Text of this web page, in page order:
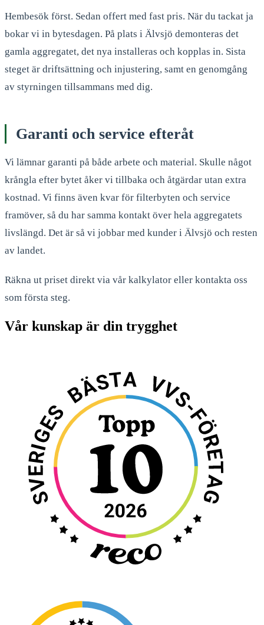
Hembesök först. Sedan offert med fast pris. När du tackat ja
bokar vi in bytesdagen. På plats i Älvsjö demonteras det
gamla aggregatet, det nya installeras och kopplas in. Sista
steget är driftsättning och injustering, samt en genomgång
av styrningen tillsammans med dig.
Garanti och service efteråt
Vi lämnar garanti på både arbete och material. Skulle något
krångla efter bytet åker vi tillbaka och åtgärdar utan extra
kostnad. Vi finns även kvar för filterbyten och service
framöver, så du har samma kontakt över hela aggregatets
livslängd. Det är så vi jobbar med kunder i Älvsjö och resten
av landet.
Räkna ut priset direkt via vår kalkylator eller kontakta oss
som första steg.
Vår kunskap är din trygghet